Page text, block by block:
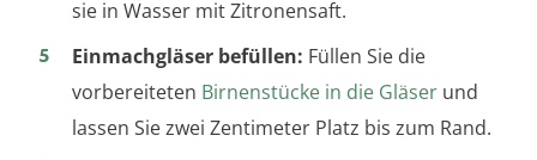
sie in Wasser mit Zitronensaft.
Einmachgläser befüllen: Füllen Sie die
vorbereiteten Birnenstücke in die Gläser und
lassen Sie zwei Zentimeter Platz bis zum Rand.